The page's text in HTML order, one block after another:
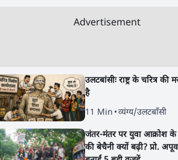
Advertisement
उलटबांसीः राष्ट्र के चरित्र की
है
11 Min •व्यंग्य/उलटबाँसी
जंतर-मंतर पर युवा आक्रोश के
की बेचैनी क्यों बढ़ी? प्रो.